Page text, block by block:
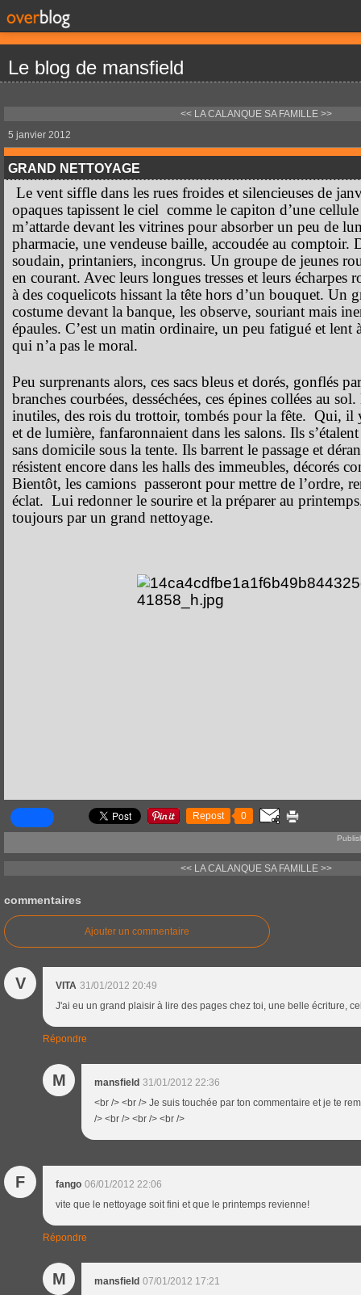
Le blog de mansfield
<< LA CALANQUE SA FAMILLE >>
5 janvier 2012
GRAND NETTOYAGE
Le vent siffle dans les rues froides et silencieuses de
opaques tapissent le ciel comme le capiton d’une cellule
m’attarde devant les vitrines pour absorber un peu de
pharmacie, une vendeuse baille, accoudée au comptoir.
soudain, printaniers, incongrus. Un groupe de jeunes
en courant. Avec leurs longues tresses et leurs écharpes
à des coquelicots hissant la tête hors d’un bouquet. Un
costume devant la banque, les observe, souriant mais
épaules. C’est un matin ordinaire, un peu fatigué et lent
qui n’a pas le moral.
Peu surprenants alors, ces sacs bleus et dorés, gonflés
branches courbées, desséchées, ces épines collées au
inutiles, des rois du trottoir, tombés pour la fête. Qui, il
et de lumière, fanfaronnaient dans les salons. Ils
sans domicile sous la tente. Ils barrent le passage et
résistent encore dans les halls des immeubles, décorés
Bientôt, les camions passeront pour mettre de l’ordre,
éclat. Lui redonner le sourire et la préparer au
toujours par un grand nettoyage.
Repost 0
<< LA CALANQUE SA FAMILLE >>
commentaires
Ajouter un commentaire
V VITA 31/01/2012 20:49
J'ai eu un grand plaisir à lire des pages chez toi, une belle écriture,
Répondre
M mansfield 31/01/2012 22:36
<br /> <br /> Je suis touchée par ton commentaire et je te
/> <br /> <br /> <br />
F fango 06/01/2012 22:06
vite que le nettoyage soit fini et que le printemps revienne!
Répondre
M mansfield 07/01/2012 17:21